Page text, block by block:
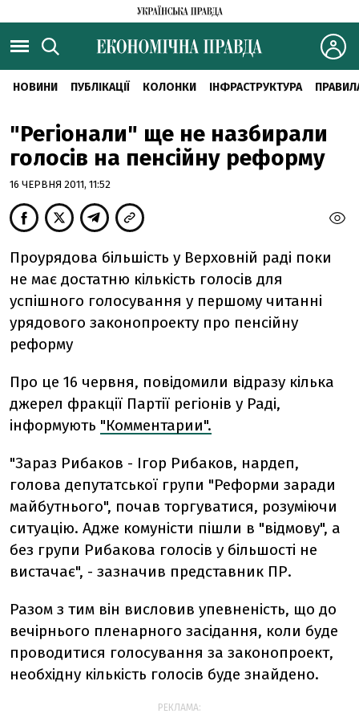
НОВИНИ ПУБЛІКАЦІЇ КОЛОНКИ ІНФРАСТРУКТУРА
"Регіонали" ще не назбирали
голосів на пенсійну реформу
16 ЧЕРВНЯ 2011, 11:52
Проурядова більшість у Верховній раді поки
не має достатню кількість голосів для
успішного голосування у першому читанні
урядового законопроекту про пенсійну
реформу
Про це 16 червня, повідомили відразу кілька
джерел фракції Партії регіонів у Раді,
інформують "Комментарии".
"Зараз Рибаков - Ігор Рибаков, нардеп,
голова депутатської групи "Реформи заради
майбутнього", почав торгуватися, розуміючи
ситуацію. Адже комуністи пішли в "відмову", а
без групи Рибакова голосів у більшості не
вистачає", - зазначив представник ПР.
Разом з тим він висловив упевненість, що до
вечірнього пленарного засідання, коли буде
проводитися голосування за законопроект,
необхідну кількість голосів буде знайдено.
РЕКЛАМА: